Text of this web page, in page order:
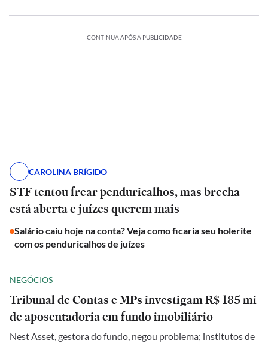
CONTINUA APÓS A PUBLICIDADE
CAROLINA BRÍGIDO
STF tentou frear penduricalhos, mas brecha
está aberta e juízes querem mais
Salário caiu hoje na conta? Veja como ficaria seu holerite
com os penduricalhos de juízes
NEGÓCIOS
Tribunal de Contas e MPs investigam R$ 185 mi
de aposentadoria em fundo imobiliário
Nest Asset, gestora do fundo, negou problema; institutos de